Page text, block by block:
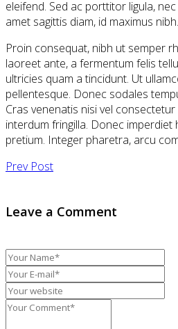
eleifend. Sed ac porttitor ligula,
amet sagittis diam, id maximus nibh.
Proin consequat, nibh ut semper
laoreet ante, a fermentum felis
ultricies quam a tincidunt. Ut
pellentesque. Donec sodales
Cras venenatis nisi vel
interdum fringilla. Donec
pretium. Integer pharetra, arcu
Prev Post
Leave a Comment